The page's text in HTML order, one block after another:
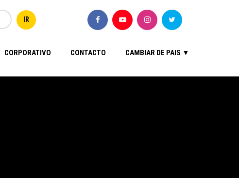
CORPORATIVO CONTACTO CAMBIAR DE PAIS ▼